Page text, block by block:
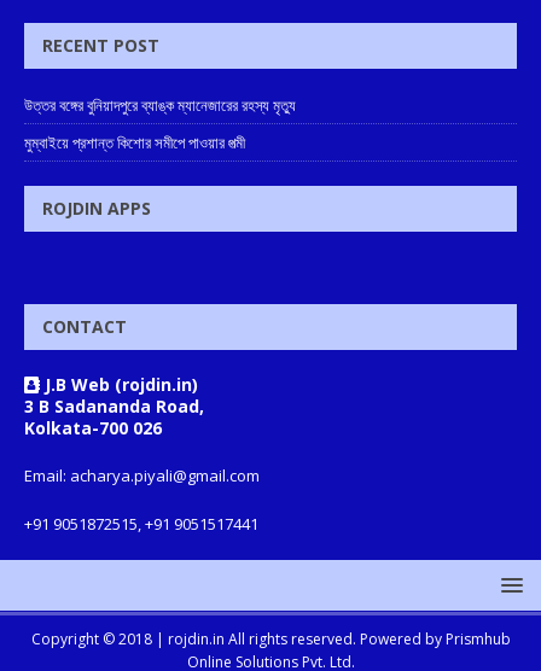
RECENT POST
উত্তর বঙ্গের বুনিয়াদপুরে ব্যাঙ্ক ম্যানেজারের রহস্য মৃত্যু
মুম্বাইয়ে প্রশান্ত কিশোর সমীপে পাওয়ার পত্মী
ROJDIN APPS
CONTACT
J.B Web (rojdin.in)
3 B Sadananda Road,
Kolkata-700 026
Email: acharya.piyali@gmail.com
+91 9051872515, +91 9051517441
Copyright © 2018 | rojdin.in All rights reserved. Powered by Prismhub
Online Solutions Pvt. Ltd.